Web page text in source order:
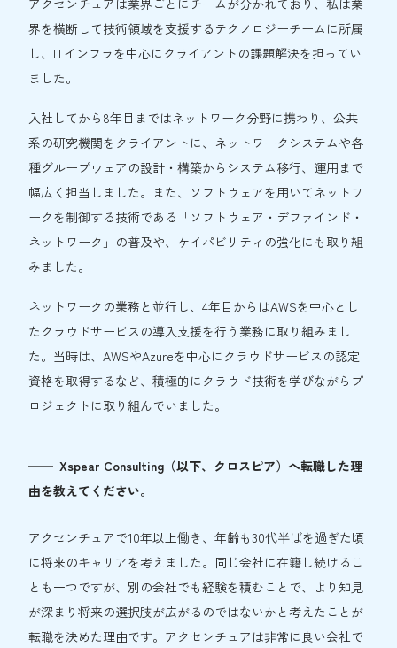
アクセンチュアは業界ごとにチームが分かれており、私は業
界を横断して技術領域を支援するテクノロジーチームに所属
し、ITインフラを中心にクライアントの課題解決を担ってい
ました。
入社してから8年目まではネットワーク分野に携わり、公共
系の研究機関をクライアントに、ネットワークシステムや各
種グループウェアの設計・構築からシステム移行、運用まで
幅広く担当しました。また、ソフトウェアを用いてネットワ
ークを制御する技術である「ソフトウェア・デファインド・
ネットワーク」の普及や、ケイパビリティの強化にも取り組
みました。
ネットワークの業務と並行し、4年目からはAWSを中心とし
たクラウドサービスの導入支援を行う業務に取り組みまし
た。当時は、AWSやAzureを中心にクラウドサービスの認定
資格を取得するなど、積極的にクラウド技術を学びながらプ
ロジェクトに取り組んでいました。
Xspear Consulting（以下、クロスピア）へ転職した理
由を教えてください。
アクセンチュアで10年以上働き、年齢も30代半ばを過ぎた頃
に将来のキャリアを考えました。同じ会社に在籍し続けるこ
とも一つですが、別の会社でも経験を積むことで、より知見
が深まり将来の選択肢が広がるのではないかと考えたことが
転職を決めた理由です。アクセンチュアは非常に良い会社で